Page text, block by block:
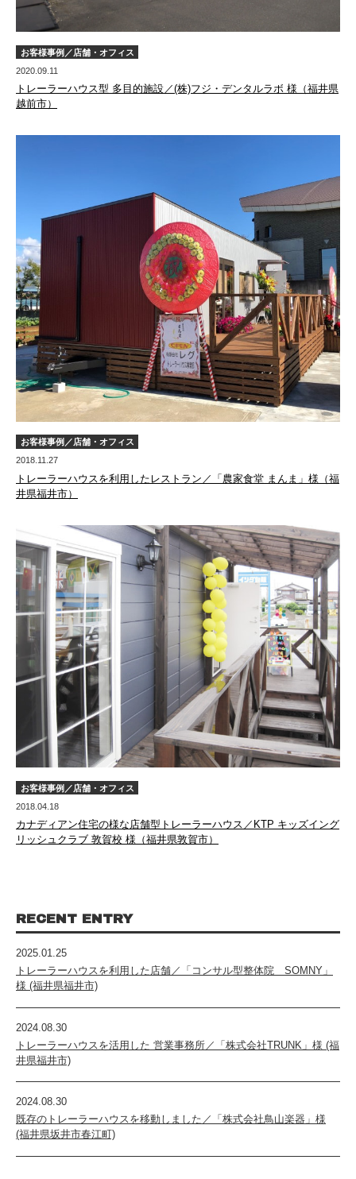
お客様事例／店舗・オフィス
2020.09.11
トレーラーハウス型 多目的施設／(株)フジ・デンタルラボ 様（福井県
越前市）
お客様事例／店舗・オフィス
2018.11.27
トレーラーハウスを利用したレストラン／「農家食堂 まんま」様（福
井県福井市）
お客様事例／店舗・オフィス
2018.04.18
カナディアン住宅の様な店舗型トレーラーハウス／KTP キッズイング
リッシュクラブ 敦賀校 様（福井県敦賀市）
RECENT ENTRY
2025.01.25
トレーラーハウスを利用した店舗／「コンサル型整体院 SOMNY」
様 (福井県福井市)
2024.08.30
トレーラーハウスを活用した 営業事務所／「株式会社TRUNK」様 (福
井県福井市)
2024.08.30
既存のトレーラーハウスを移動しました／「株式会社鳥山楽器」様
(福井県坂井市春江町)